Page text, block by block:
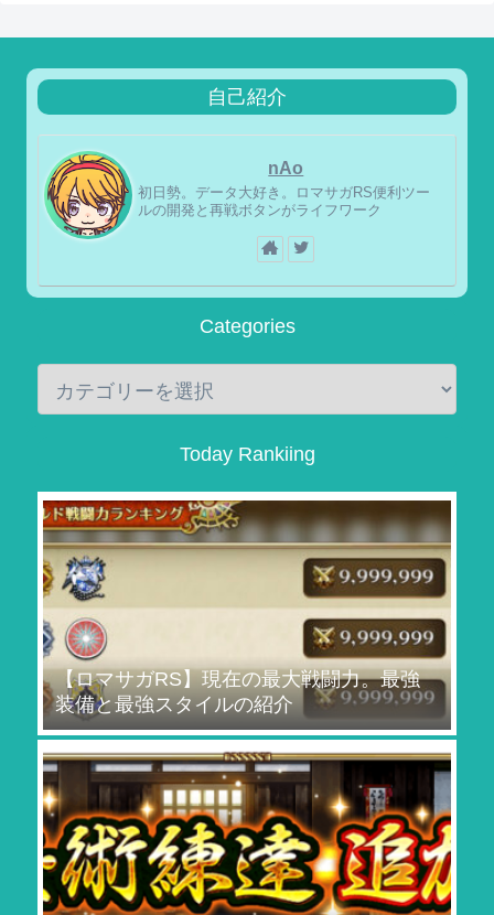
自己紹介
nAo
初日勢。データ大好き。ロマサガRS便利ツー
ルの開発と再戦ボタンがライフワーク
Categories
Today Rankiing
【ロマサガRS】現在の最大戦闘力。最強
装備と最強スタイルの紹介